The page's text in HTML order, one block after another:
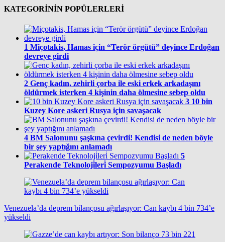
KATEGORİNİN POPÜLERLERİ
1 Miçotakis, Hamas için “Terör örgütü” deyince Erdoğan
devreye girdi
2 Genç kadın, zehirli çorba ile eski erkek arkadaşını
öldürmek isterken 4 kişinin daha ölmesine sebep oldu
3 10 bin
Kuzey Kore askeri Rusya için savaşacak
4 BM Salonunu şaşkına çevirdi! Kendisi de neden böyle
bir şey yaptığını anlamadı
5
Perakende Teknoloji̇leri̇ Sempozyumu Başladı
Venezuela’da deprem bilançosu ağırlaşıyor: Can kaybı 4 bin 734’e
yükseldi